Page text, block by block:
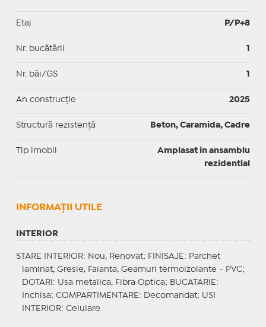
Etaj P/P+8
Nr. bucătării 1
Nr. băi/GS 1
An construcție 2025
Structură rezistență Beton, Caramida, Cadre
Tip imobil
Amplasat in ansamblu
rezidential
INFORMAŢII UTILE
INTERIOR
STARE INTERIOR: Nou, Renovat; FINISAJE : Parchet
laminat, Gresie, Faianta, Geamuri termoizolante - PVC;
DOTARI : Usa metalica, Fibra Optica; BUCATARIE :
Inchisa; COMPARTIMENTARE : Decomandat; USI
INTERIOR: Celulare